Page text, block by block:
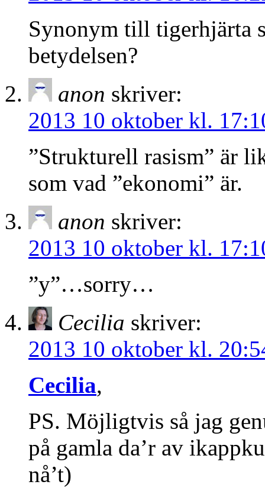
Synonym till tigerhjärta
betydelsen?
anon skriver:
2013 10 oktober kl.
”Strukturell rasism” är
som vad ”ekonomi” är.
anon skriver:
2013 10 oktober kl.
”y”…sorry…
Cecilia skriver:
2013 10 oktober kl.
Cecilia,
PS. Möjligtvis så jag
på gamla da’r av
nå’t)